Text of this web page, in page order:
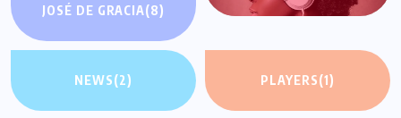
JOSÉ DE GRACIA(8)
NEWS(2) PLAYERS(1)